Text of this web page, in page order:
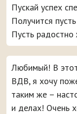
Пускай успех
Получится
Пусть
Любимый! В
ВДВ, я хочу
таким же –
и делах! Очень